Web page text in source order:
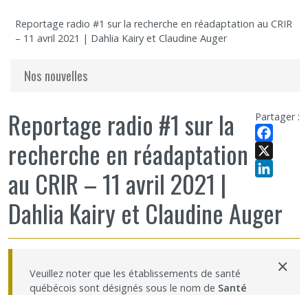
Recherche
Partageons nos savoirs
Emplois et stages
Éthique
Reportage radio #1 sur la recherche en réadaptation au CRIR
– 11 avril 2021 | Dahlia Kairy et Claudine Auger
Nos nouvelles
Partager :
Facebook
X
Reportage radio #1 sur la
recherche en réadaptation
au CRIR – 11 avril 2021 |
Dahlia Kairy et Claudine Auger
Veuillez noter que les établissements de santé
québécois sont désignés sous le nom de Santé
×